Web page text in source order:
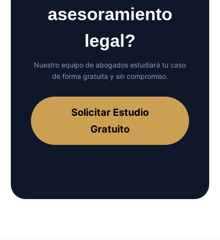
asesoramiento
legal?
Nuestro equipo de abogados estudiará tu caso
de forma gratuita y sin compromiso.
Solicitar Estudio
Gratuito